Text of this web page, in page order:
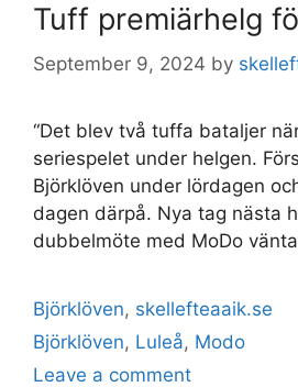
Tuff premiärhelg
September 9, 2024 by
“Det blev två tuffa bataljer
seriespelet under helgen.
Björklöven under lördagen
dagen därpå. Nya tag nästa
dubbelmöte med MoDo
Categories
Björklöven, skellefteaaik.se
Tags
Björklöven, Luleå, Modo
Leave a comment